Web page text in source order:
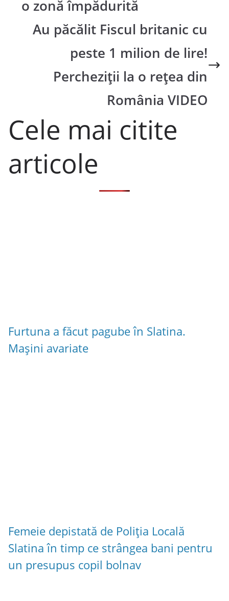
o zonă împădurită
Au păcălit Fiscul britanic cu
peste 1 milion de lire!
Percheziții la o rețea din
România VIDEO
Cele mai citite
articole
Furtuna a făcut pagube în Slatina.
Mașini avariate
Femeie depistată de Poliția Locală
Slatina în timp ce strângea bani pentru
un presupus copil bolnav